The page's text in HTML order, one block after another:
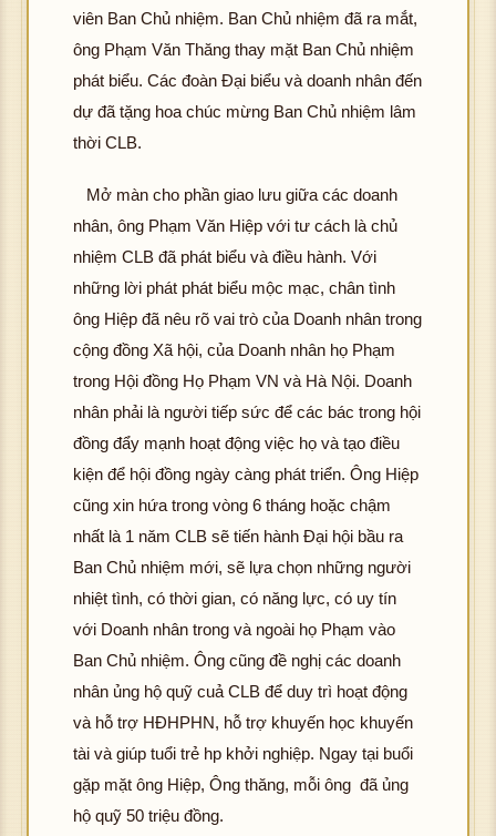
viên Ban Chủ nhiệm. Ban Chủ nhiệm đã ra mắt,
ông Phạm Văn Thăng thay mặt Ban Chủ nhiệm
phát biểu. Các đoàn Đại biểu và doanh nhân đến
dự đã tặng hoa chúc mừng Ban Chủ nhiệm lâm
thời CLB.
Mở màn cho phần giao lưu giữa các doanh
nhân, ông Phạm Văn Hiệp với tư cách là chủ
nhiệm CLB đã phát biểu và điều hành. Với
những lời phát phát biểu mộc mạc, chân tình
ông Hiệp đã nêu rõ vai trò của Doanh nhân trong
cộng đồng Xã hội, của Doanh nhân họ Phạm
trong Hội đồng Họ Phạm VN và Hà Nội. Doanh
nhân phải là người tiếp sức để các bác trong hội
đồng đẩy mạnh hoạt động việc họ và tạo điều
kiện để hội đồng ngày càng phát triển. Ông Hiệp
cũng xin hứa trong vòng 6 tháng hoặc chậm
nhất là 1 năm CLB sẽ tiến hành Đại hội bầu ra
Ban Chủ nhiệm mới, sẽ lựa chọn những người
nhiệt tình, có thời gian, có năng lực, có uy tín
với Doanh nhân trong và ngoài họ Phạm vào
Ban Chủ nhiệm. Ông cũng đề nghị các doanh
nhân ủng hộ quỹ cuả CLB để duy trì hoạt động
và hỗ trợ HĐHPHN, hỗ trợ khuyến học khuyến
tài và giúp tuổi trẻ hp khởi nghiệp. Ngay tại buổi
gặp mặt ông Hiệp, Ông thăng, mỗi ông đã ủng
hộ quỹ 50 triệu đồng.